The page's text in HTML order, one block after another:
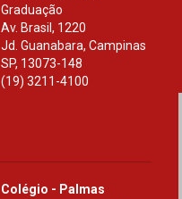
Graduação
Av. Brasil, 1220
Jd. Guanabara, Campinas
SP, 13073-148
(19) 3211-4100
Colégio - Palmas